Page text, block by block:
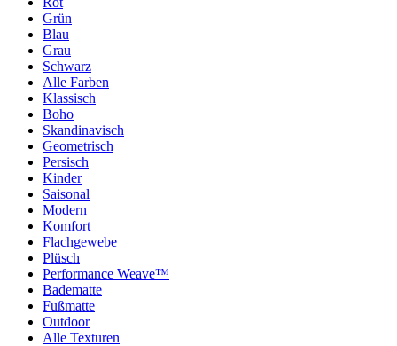
Grün
Blau
Grau
Schwarz
Alle Farben
Klassisch
Boho
Skandinavisch
Geometrisch
Persisch
Kinder
Saisonal
Modern
Komfort
Flachgewebe
Plüsch
Performance Weave™
Badematte
Fußmatte
Outdoor
Alle Texturen